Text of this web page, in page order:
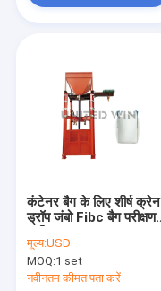
कंटेनर बैग के लिए शीर्ष क्रेन
ड्रॉप जंबो Fibc बैग परीक्षण
मूल्य:USD
MOQ:1 set
नवीनतम कीमत पता करें